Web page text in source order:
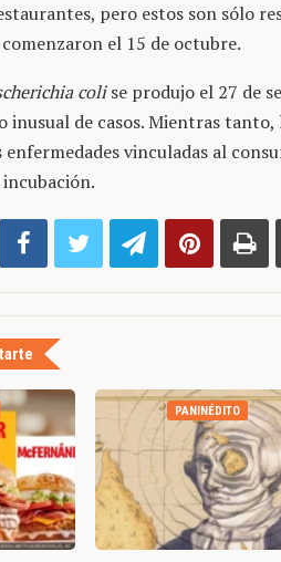
pero estos son sólo
el 15 de octubre.
colise produjo el 27 de
inusual de casos. Mientras
vinculadas al
PANINÉDITO